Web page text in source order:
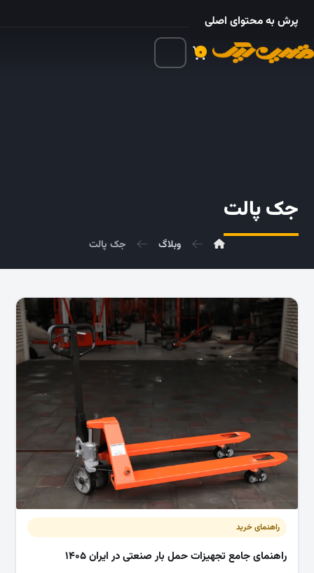
۰۲۱ – ۵۵۲۴ ۵۳۲۵
۰
پرش به محتوای اصلی
جک پالت
وبلاگ جک پالت
راهنمای خرید
راهنمای جامع تجهیزات حمل بار صنعتی در ایران ۱۴۰۵